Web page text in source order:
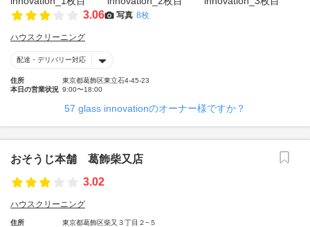
3.06 写真 8枚
ハウスクリーニング
配達・デリバリー対応
住所
東京都葛飾区東立石4-45-23
本日の営業状況 9:00〜18:00
57 glass innovationのオーナー様ですか？
おそうじ本舗 葛飾柴又店
3.02
ハウスクリーニング
住所 東京都葛飾区柴又３丁目２−５